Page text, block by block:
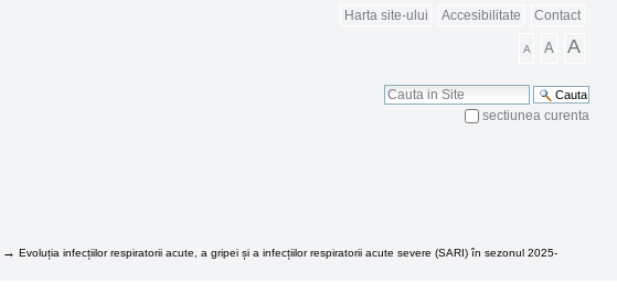
Harta site-ului Accesibilitate Contact
A A A
Cauta
sectiunea curenta
→Evoluția infecțiilor respiratorii acute, a gripei și a infecțiilor respiratorii acute severe (SARI) în sezonul 2025-